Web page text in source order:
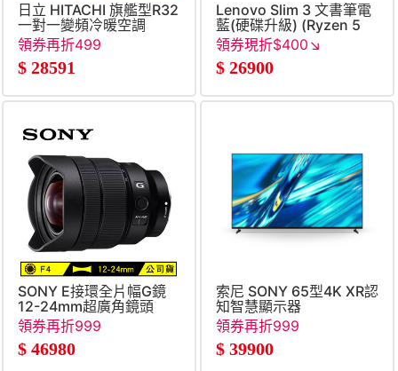
日立 HITACHI 旗艦型R32
一對一變頻冷暖空調
領券再折499
$ 28591
Lenovo Slim 3 文書筆電
藍(硬碟升級) (Ryzen 5
40&#47;16G&#47;1TB
SSD&#47;W11)
領券現折$400↘
$ 26900
SONY E接環全片幅G鏡
12-24mm超廣角鏡頭
領券再折999
$ 46980
索尼 SONY 65型4K XR認
知智慧顯示器
領券再折999
$ 39900